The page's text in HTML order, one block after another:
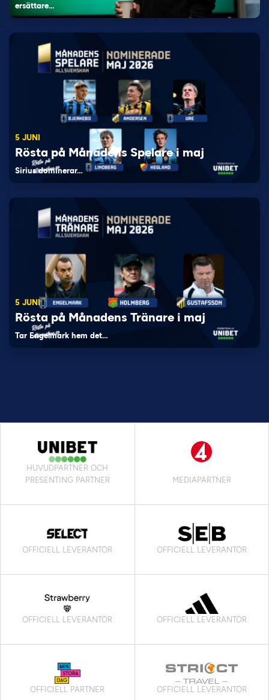
ersättare…
5 JUNI
Rösta på Månadens Spelare i maj
Sirius dominerar…
5 JUNI
Rösta på Månadens Tränare i maj
Tar Engelmark hem det…
HUVUDPARTNER OCH
PRESENTING PARTNER
MEDIAPARTNER
OFFICIELL LEVERANTÖR OFFICIELL LEVERANTÖR
OFFICIELL LEVERANTÖR OFFICIELL LEVERANTÖR
OFFICIELL PARTNER OFFICIELL LEVERANTÖR